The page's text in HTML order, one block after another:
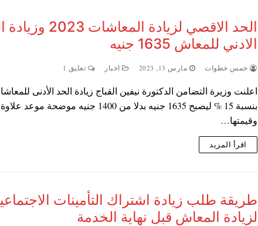
الحد الاقصي لزيادة المعاشات
الادني للمعاش 1635 جنيه
خمس خطوات مارس 13, 2023 اخبار تعليق 1
اعلنت وزيرة التضامن الدكتورة نيفين القباج زيادة الحد الأدنى
بنسبة 15 % ليصبح 1635 جنيه بدلا من 1400 جنيه موضحة
وقيمتها…
اقرأ المزيد
طريقة طلب زيادة اشتراك التأمينات
لزيادة المعاش قبل نهاية الخدمة